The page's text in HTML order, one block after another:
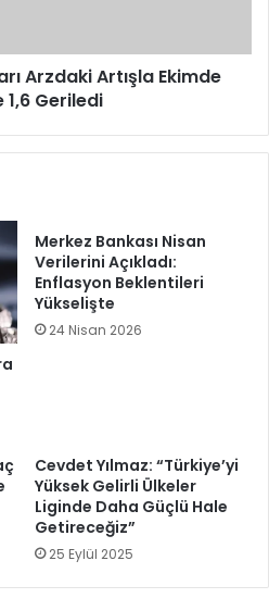
Arzdaki Artışla Ekimde
1,6 Geriledi
Merkez Bankası Nisan
Verilerini Açıkladı:
Enflasyon Beklentileri
Yükselişte
24 Nisan 2026
Cevdet Yılmaz: “Türkiye’yi
Yüksek Gelirli Ülkeler
Liginde Daha Güçlü Hale
Getireceğiz”
25 Eylül 2025